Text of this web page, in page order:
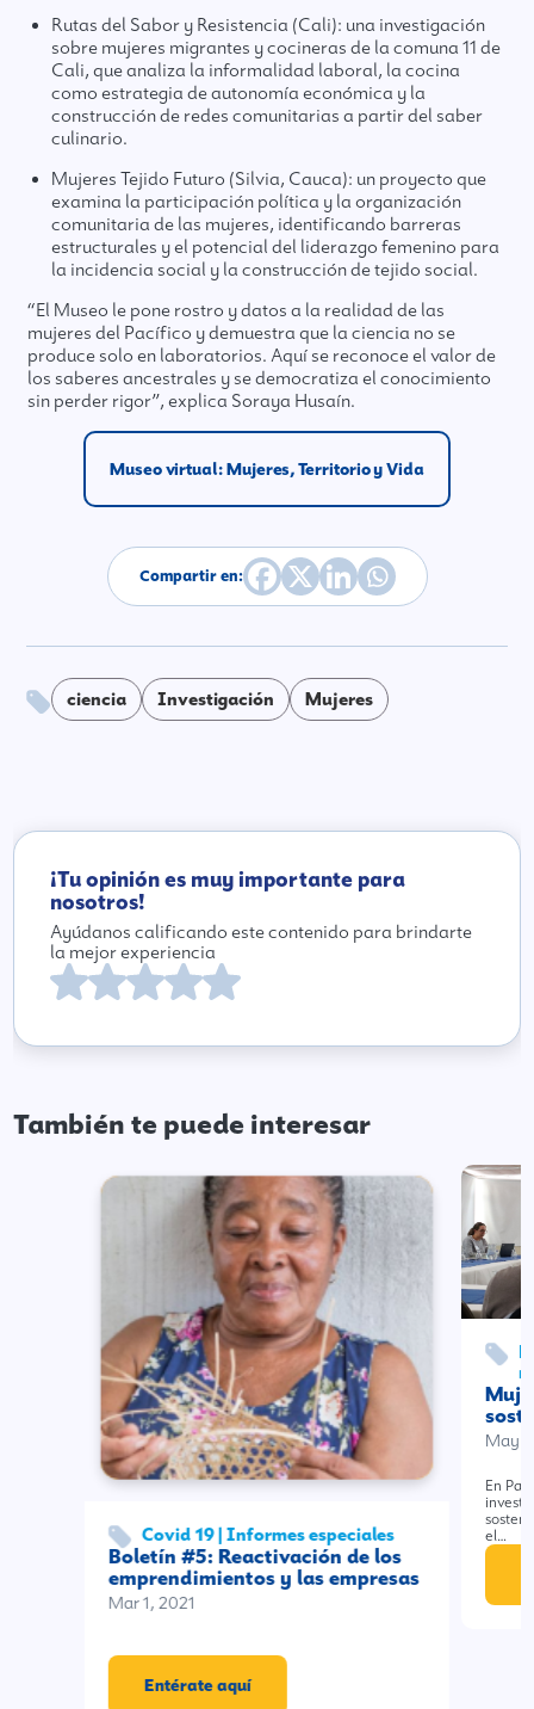
Rutas del Sabor y Resistencia (Cali): una investigación
sobre mujeres migrantes y cocineras de la comuna 11 de
Cali, que analiza la informalidad laboral, la cocina
como estrategia de autonomía económica y la
construcción de redes comunitarias a partir del saber
culinario.
Mujeres Tejido Futuro (Silvia, Cauca): un proyecto que
examina la participación política y la organización
comunitaria de las mujeres, identificando barreras
estructurales y el potencial del liderazgo femenino para
la incidencia social y la construcción de tejido social.
“El Museo le pone rostro y datos a la realidad de las
mujeres del Pacífico y demuestra que la ciencia no se
produce solo en laboratorios. Aquí se reconoce el valor de
los saberes ancestrales y se democratiza el conocimiento
sin perder rigor”, explica Soraya Husaín.
Museo virtual: Mujeres, Territorio y Vida
Compartir en:
ciencia Investigación Mujeres
¡Tu opinión es muy importante para
nosotros!
Ayúdanos calificando este contenido para brindarte
la mejor experiencia
También te puede interesar
Covid 19 | Informes especiales
Boletín #5: Reactivación de los
emprendimientos y las empresas
Mar 1, 2021
Entérate aquí
May
En
el…